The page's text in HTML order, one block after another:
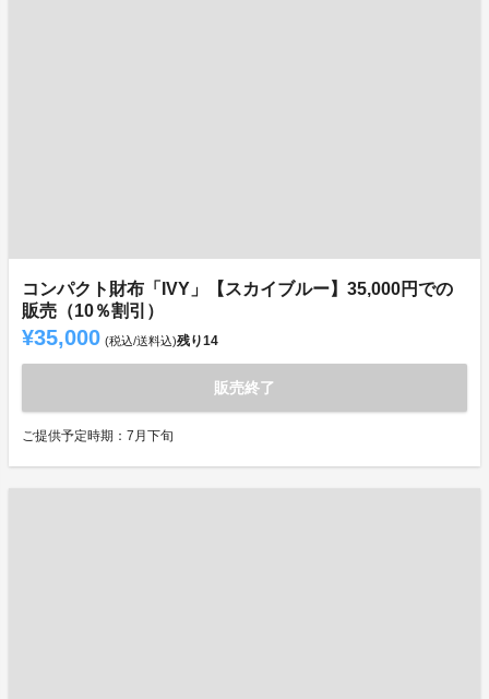
コンパクト財布「IVY」【スカイブルー】35,000円での
販売（10％割引）
¥35,000 (税込/送料込)残り14
販売終了
ご提供予定時期：7月下旬